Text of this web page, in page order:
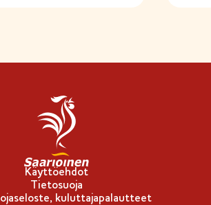
u
o
m
e
s
t
Käyttöehdot
Tietosuoja
kuluttajapalautteet